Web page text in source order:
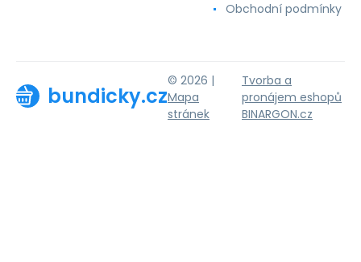
Obchodní podmínky
bundicky.cz
© 2026 |
Mapa
stránek
Tvorba a
pronájem eshopů
BINARGON.cz